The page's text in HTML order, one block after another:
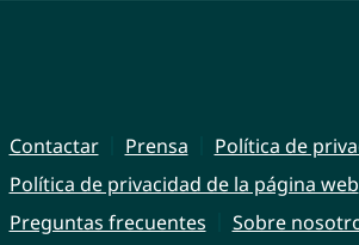
Contactar Prensa
Política de
Política de privacidad de la página web
Preguntas frecuentes
Sobre